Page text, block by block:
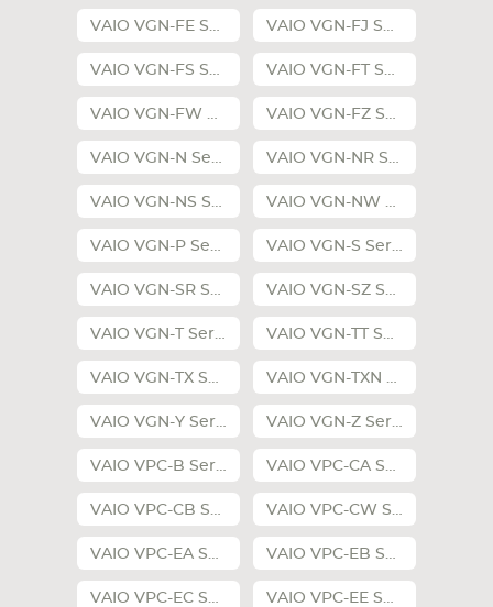
VAIO VGN-FE Series VAIO VGN-FJ Series
VAIO VGN-FS Series VAIO VGN-FT Series
VAIO VGN-FW Series VAIO VGN-FZ Series
VAIO VGN-N Series VAIO VGN-NR Series
VAIO VGN-NS Series VAIO VGN-NW Series
VAIO VGN-P Series VAIO VGN-S Series
VAIO VGN-SR Series VAIO VGN-SZ Series
VAIO VGN-T Series VAIO VGN-TT Series
VAIO VGN-TX Series VAIO VGN-TXN Series
VAIO VGN-Y Series VAIO VGN-Z Series
VAIO VPC-B Series VAIO VPC-CA Series
VAIO VPC-CB Series VAIO VPC-CW Series
VAIO VPC-EA Series VAIO VPC-EB Series
VAIO VPC-EC Series VAIO VPC-EE Series